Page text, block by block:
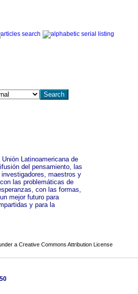
Latinoamericana de
del pensamiento, las
maestros y
las problemáticas de
con las formas,
mejor futuro para
y para la
a Creative Commons Attribution License